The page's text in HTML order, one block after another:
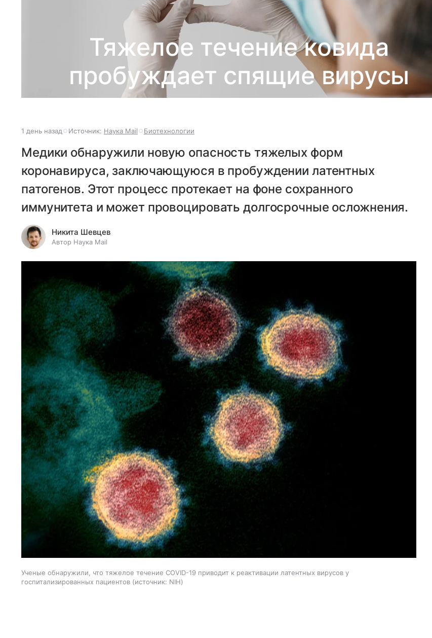
Тяжелое течение ковида
пробуждает спящие вирусы
1 день назад Источник: Наука Mail Биотехнологии
Медики обнаружили новую опасность тяжелых форм
коронавируса, заключающуюся в пробуждении латентных
патогенов. Этот процесс протекает на фоне сохранного
иммунитета и может провоцировать долгосрочные осложнения.
Никита Шевцев
Автор Наука Mail
Ученые обнаружили, что тяжелое течение COVID-19 приводит к реактивации латентных вирусов у
госпитализированных пациентов
источник: NIH